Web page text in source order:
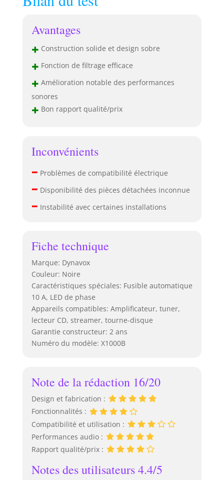
Avantages
+ Construction solide et design sobre
+ Fonction de filtrage efficace
+ Amélioration notable des performances
sonores
+ Bon rapport qualité/prix
Inconvénients
– Problèmes de compatibilité électrique
– Disponibilité des pièces détachées inconnue
– Instabilité avec certaines installations
Fiche technique
Marque: Dynavox
Couleur: Noire
Caractéristiques spéciales: Fusible automatique
10 A, LED de phase
Appareils compatibles: Amplificateur, tuner,
lecteur CD, streamer, tourne-disque
Garantie constructeur: 2 ans
Numéro du modèle: X1000B
Note de la rédaction 16/20
Design et fabrication :
Fonctionnalités :
Compatibilité et utilisation :
Performances audio :
Rapport qualité/prix :
Notes des utilisateurs 4.4/5